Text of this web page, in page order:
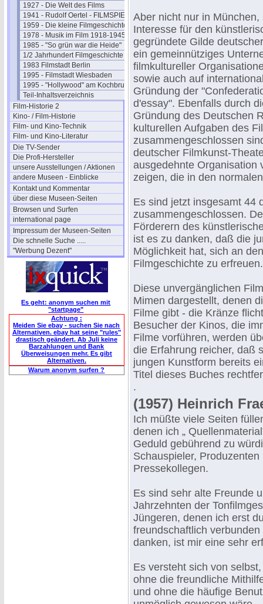
1927 - Die Welt des Films
1941 - Rudolf Oertel - FILMSPIEGEL
1959 - Die kleine Filmgeschichte
1978 - Musik im Film 1918-1945
1985 - "So grün war die Heide"
1/2 Jahrhundert Filmgeschichte
1983 Filmstadt Berlin
1995 - Filmstadt Wiesbaden
1995 - "Hollywood" am Kochbrunnen
Teil-Inhaltsverzeichnis
Film-Historie 2
Kino- / Film-Historie
Film- und Kino-Technik
Film- und Kino-Literatur
Die TV-Sender
Die Profi-Hersteller
unsere Ausstellungen / Aktionen
andere Museen - Einblicke
Kontakt und Kommentar
über diese Museen-Seiten
Browsen und Surfen
international page
Impressum der Museen-Seiten
Die schnelle Suche .....
"Werbung Dezent"
Es geht: anonym suchen mit
"startpage"
Achtung :
Meiden Sie ebay - suchen Sie nach
Alternativen. ebay hat seine "rules"
drastisch geändert. Ab Juli keine
Barzahlungen und Bank
Überweisungen mehr. Es gibt
Alternativen.
Warum anonym surfen ?
Aber nicht nur in
Interesse für den
gegründete Gilde
ein gemeinnütziges
filmkultureller
sowie auch auf
Gründung der
d'essay". Ebenfalls durch
Gründung des Deutschen
kulturellen Aufgaben des
zusammengeschlossen
deutscher Filmkunst-
ausgedehnte Organisation
zeigen, die in den
Es sind jetzt insgesamt 44
zusammengeschlossen.
Förderern des
ist es zu danken, daß die
Möglichkeit hat, sich an
Filmgeschichte zu erfreuen.
Diese unvergänglichen
Mimen dargestellt, denen
Filme gibt - die Kränze
Besucher der Kinos, die
Filme vorführen, werden
die Erfahrung reicher, daß
jungen Kunstform bereits
Titel dieses Buches
.
(1957) Heinrich
Ich müßte viele Seiten
denen ich „
Geduld gebührend zu
Schauspieler,
Pressekollegen.
Es sind sehr alte Freunde
Jahrzehnten der
Jüngeren, denen ich erst
freundschaftlich
danken, ist mir eine sehr
Es versteht sich von
ohne die freundliche
und ohne die häufige